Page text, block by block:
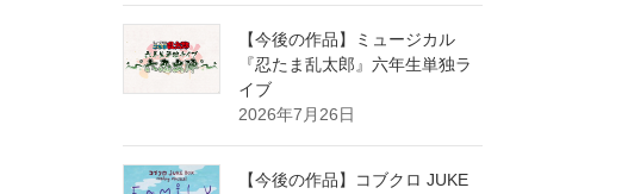
【今後の作品】ミュージカル
『忍たま乱太郎』六年生単独ラ
イブ
2026年7月26日
【今後の作品】コブクロ JUKE